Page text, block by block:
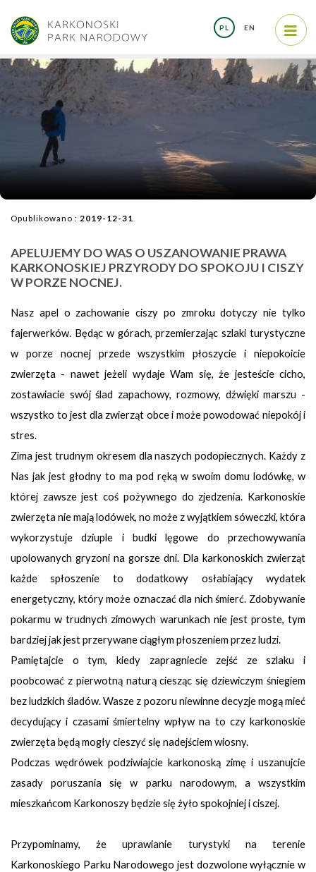
PL EN
Opublikowano : 2019-12-31
​APELUJEMY DO WAS O USZANOWANIE PRAWA
KARKONOSKIEJ PRZYRODY DO SPOKOJU I CISZY
W PORZE NOCNEJ.
Nasz apel o zachowanie ciszy po zmroku dotyczy nie tylko
fajerwerków. Będąc w górach, przemierzając szlaki turystyczne
w porze nocnej przede wszystkim płoszycie i niepokoicie
zwierzęta - nawet jeżeli wydaje Wam się, że jesteście cicho,
zostawiacie swój ślad zapachowy, rozmowy, dźwięki marszu -
wszystko to jest dla zwierząt obce i może powodować niepokój i
stres.
Zima jest trudnym okresem dla naszych podopiecznych. Każdy z
Nas jak jest głodny to ma pod ręką w swoim domu lodówkę, w
której zawsze jest coś pożywnego do zjedzenia. Karkonoskie
zwierzęta nie mają lodówek, no może z wyjątkiem sóweczki, która
wykorzystuje dziuple i budki lęgowe do przechowywania
upolowanych gryzoni na gorsze dni. Dla karkonoskich zwierząt
każde spłoszenie to dodatkowy osłabiający wydatek
energetyczny, który może oznaczać dla nich śmierć. Zdobywanie
pokarmu w trudnych zimowych warunkach nie jest proste, tym
bardziej jak jest przerywane ciągłym płoszeniem przez ludzi.
Pamiętajcie o tym, kiedy zapragniecie zejść ze szlaku i
poobcować z pierwotną naturą ciesząc się dziewiczym śniegiem
bez ludzkich śladów. Wasze z pozoru niewinne decyzje mogą mieć
decydujący i czasami śmiertelny wpływ na to czy karkonoskie
zwierzęta będą mogły cieszyć się nadejściem wiosny.
Podczas wędrówek podziwiajcie karkonoską zimę i uszanujcie
zasady poruszania się w parku narodowym, a wszystkim
mieszkańcom Karkonoszy będzie się żyło spokojniej i ciszej.
Przypominamy, że uprawianie turystyki na terenie
Karkonoskiego Parku Narodowego jest dozwolone wyłącznie w